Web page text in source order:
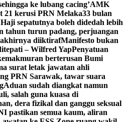
ke lubang cacing’AMK
21 kerusi PRN Melaka33 bulan
sepatutnya boleh didedah lebih
tahun turun padang, perjuangan
diiktirafManifesto bukan
– Wilfred YapPenyatuan
berterusan Bumi
surat letak jawatan ahli
PRN Sarawak, tawar suara
Aduan sudah diangkat namun
salah guna kuasa di
dera fizikal dan ganggu seksual
pastikan semua kaum, aliran